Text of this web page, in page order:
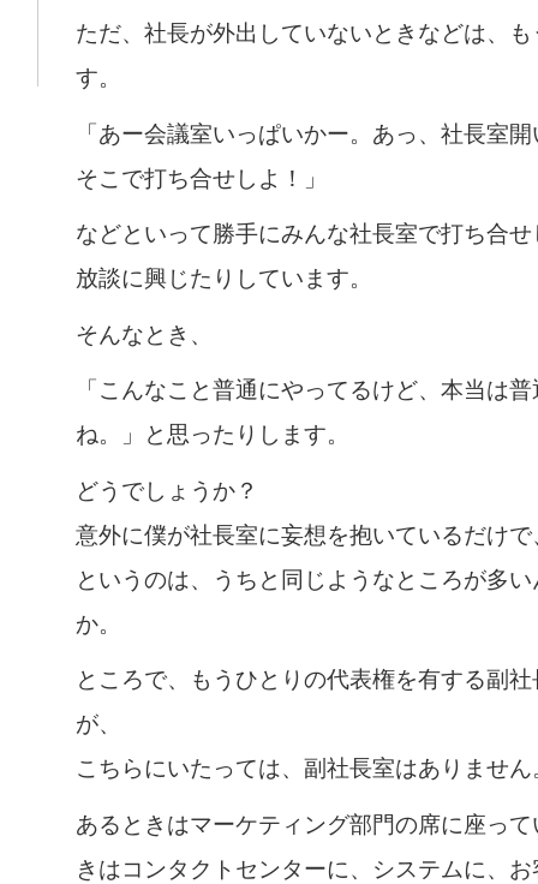
ただ、社長が外出していないときなどは、
す。
「あー会議室いっぱいかー。あっ、社長室
そこで打ち合せしよ！」
などといって勝手にみんな社長室で打ち合
放談に興じたりしています。
そんなとき、
「こんなこと普通にやってるけど、本当は
ね。」と思ったりします。
どうでしょうか？
意外に僕が社長室に妄想を抱いているだけ
というのは、うちと同じようなところが多
か。
ところで、もうひとりの代表権を有する副
が、
こちらにいたっては、副社長室はありません
あるときはマーケティング部門の席に座っ
きはコンタクトセンターに、システムに、